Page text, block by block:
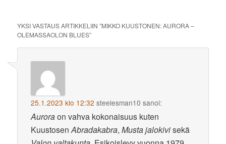
YKSI VASTAUS ARTIKKELIIN ”MIKKO KUUSTONEN: AURORA –
OLEMASSAOLON BLUES”
25.1.2023 klo 12:32 steelesman10 sanoi:
Auroraon vahva kokonaisuus kuten
KuustosenAbradakabra,Musta jalokivisekä